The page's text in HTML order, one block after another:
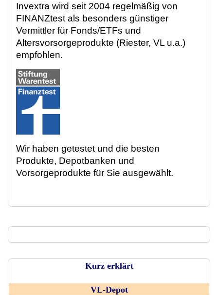
Invextra wird seit 2004 regelmäßig von
FINANZtest als besonders günstiger
Vermittler für Fonds/ETFs und
Altersvorsorgeprodukte (Riester, VL u.a.)
empfohlen.
Wir haben getestet und die besten
Produkte, Depotbanken und
Vorsorgeprodukte für Sie ausgewählt.
Kurz erklärt
VL-Depot